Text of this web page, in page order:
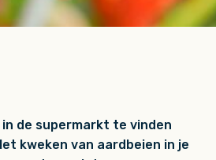
de supermarkt te vinden
kweken van aardbeien in je